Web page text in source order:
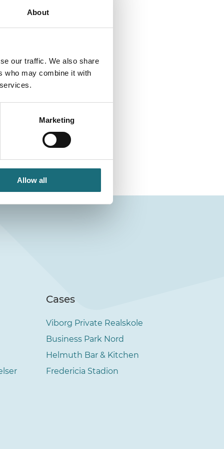
About
our traffic. We also share
who may combine it with
Marketing
Allow all
Cases
Viborg Private Realskole
Business Park Nord
Helmuth Bar & Kitchen
Fredericia Stadion